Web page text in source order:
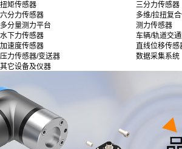
扭矩传感器
三分力传感器
六分力传感器
多维/拉扭复
多分量测力平台
测力传感器
水下力传感器
车辆/轨道交
加速度传感器
直线位移传感
压力传感器/变送器
数据采集系统
其它设备及仪器